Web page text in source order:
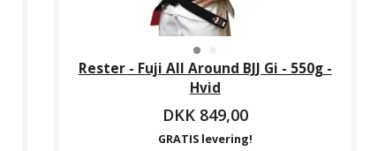
Rester - Fuji All Around BJJ Gi - 550g -
Hvid
DKK 849,00
GRATIS levering!